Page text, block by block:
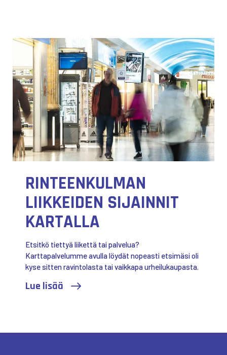
RINTEENKULMAN
LIIKKEIDEN SIJAINNIT
KARTALLA
Etsitkö tiettyä liikettä tai palvelua?
Karttapalvelumme avulla löydät nopeasti etsimäsi oli
kyse sitten ravintolasta tai vaikkapa urheilukaupasta.
Lue lisää